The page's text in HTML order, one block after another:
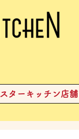
スターキッチン店舗